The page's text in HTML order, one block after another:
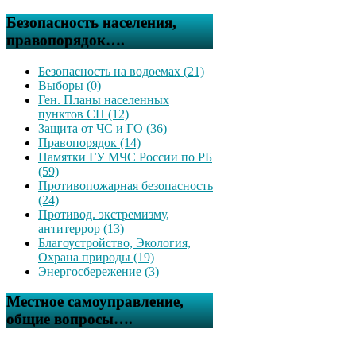
Безопасность населения,
правопорядок….
Безопасность на водоемах (21)
Выборы (0)
Ген. Планы населенных
пунктов СП (12)
Защита от ЧС и ГО (36)
Правопорядок (14)
Памятки ГУ МЧС России по РБ
(59)
Противопожарная безопасность
(24)
Противод. экстремизму,
антитеррор (13)
Благоустройство, Экология,
Охрана природы (19)
Энергосбережение (3)
Местное самоуправление,
общие вопросы….